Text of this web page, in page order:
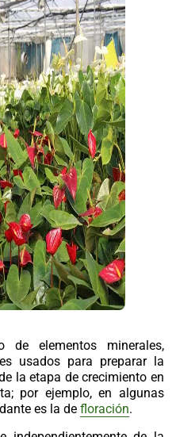
elementos minerales,
usados para preparar la
la etapa de crecimiento en
por ejemplo, en algunas
es la de floración.